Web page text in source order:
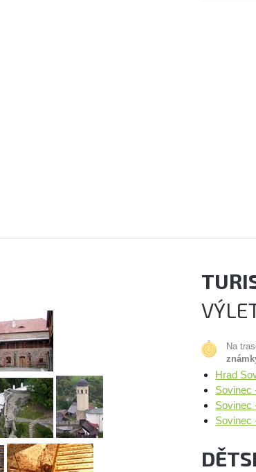
Na
Hrad
Sovinec
Sovinec
Sovinec